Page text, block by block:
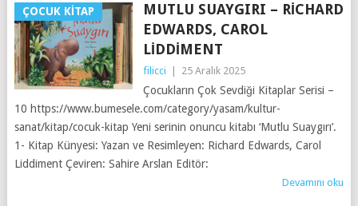
ÇOCUK KITAP
MUTLU SUAYGIRI – RICHARD
EDWARDS, CAROL
LIDDIMENT
filicci 25 Aralık 2025
Çocukların Çok Sevdiği Kitaplar Serisi –
10 https://www.bumesele.com/category/yasam/kultur-
sanat/kitap/cocuk-kitap Yeni serinin onuncu kitabı ‘Mutlu Suaygırı’.
1- Kitap Künyesi: Yazan ve Resimleyen: Richard Edwards, Carol
Liddiment Çeviren: Sahire Arslan Editör:
Devamını oku